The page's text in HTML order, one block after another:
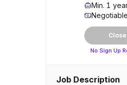
Min. 1
Negotiable
No Sign Up
Job Description